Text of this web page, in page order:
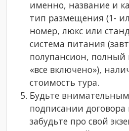
именно, название и
тип размещения (1-
номер, люкс или
система питания
полупансион, полный
«все включено»),
стоимость тура.
Будьте
подписании договора
забудьте про свой